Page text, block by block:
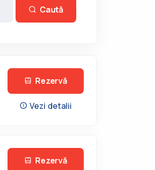
Caută
Rezervă
Vezi detalii
Rezervă